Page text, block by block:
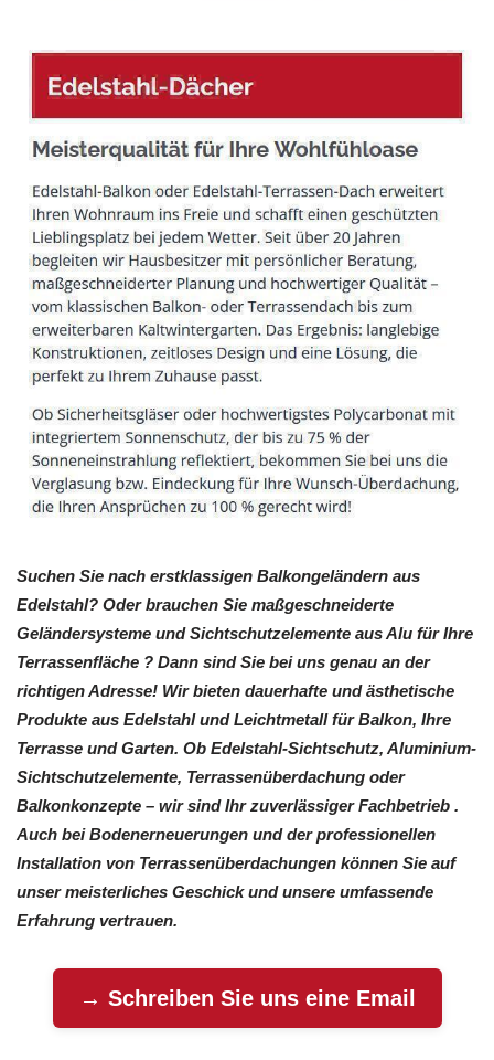
Suchen Sie nach erstklassigen Balkongeländern aus
Edelstahl? Oder brauchen Sie maßgeschneiderte
Geländersysteme und Sichtschutzelemente aus Alu für Ihre
Terrassenfläche ? Dann sind Sie bei uns genau an der
richtigen Adresse! Wir bieten dauerhafte und ästhetische
Produkte aus Edelstahl und Leichtmetall für Balkon, Ihre
Terrasse und Garten. Ob Edelstahl-Sichtschutz, Aluminium-
Sichtschutzelemente, Terrassenüberdachung oder
Balkonkonzepte – wir sind Ihr zuverlässiger Fachbetrieb .
Auch bei Bodenerneuerungen und der professionellen
Installation von Terrassenüberdachungen können Sie auf
unser meisterliches Geschick und unsere umfassende
Erfahrung vertrauen.
→ Schreiben Sie uns eine Email